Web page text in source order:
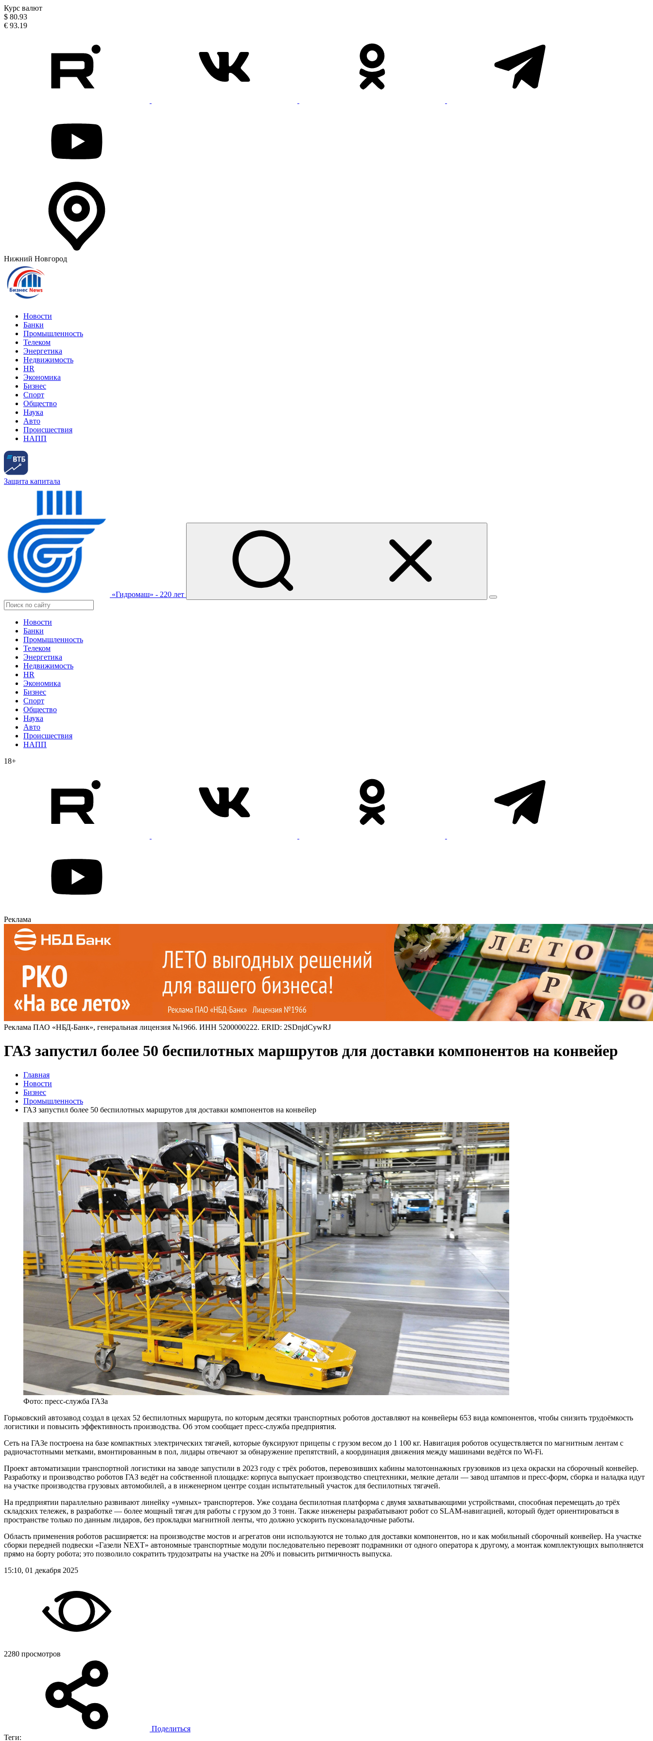
Курс валют
$ 80.93
€ 93.19
Нижний Новгород
Новости
Банки
Промышленность
Телеком
Энергетика
Недвижимость
HR
Экономика
Бизнес
Спорт
Общество
Наука
Авто
Происшествия
НАПП
Защита капитала
«Гидромаш» - 220 лет
Новости
Банки
Промышленность
Телеком
Энергетика
Недвижимость
HR
Экономика
Бизнес
Спорт
Общество
Наука
Авто
Происшествия
НАПП
18+
Реклама
Реклама ПАО «НБД-Банк», генеральная лицензия №1966. ИНН 5200000222. ERID: 2SDnjdCywRJ
ГАЗ запустил более 50 беспилотных маршрутов для доставки компонентов на конвейер
Главная
Новости
Бизнес
Промышленность
ГАЗ запустил более 50 беспилотных маршрутов для доставки компонентов на конвейер
Фото: пресс-служба ГАЗа
Горьковский автозавод создал в цехах 52 беспилотных маршрута, по которым десятки транспортных роботов доставляют на конвейеры 653 вида компонентов, чтобы снизить трудоёмкость
логистики и повысить эффективность производства. Об этом сообщает пресс-служба предприятия.
Сеть на ГАЗе построена на базе компактных электрических тягачей, которые буксируют прицепы с грузом весом до 1 100 кг. Навигация роботов осуществляется по магнитным лентам с
радиочастотными метками, вмонтированным в пол, лидары отвечают за обнаружение препятствий, а координация движения между машинами ведётся по Wi‑Fi.
Проект автоматизации транспортной логистики на заводе запустили в 2023 году с трёх роботов, перевозивших кабины малотоннажных грузовиков из цеха окраски на сборочный конвейер.
Разработку и производство роботов ГАЗ ведёт на собственной площадке: корпуса выпускает производство спецтехники, мелкие детали — завод штампов и пресс-форм, сборка и наладка идут
на участке производства грузовых автомобилей, а в инженерном центре создан испытательный участок для беспилотных тягачей.
На предприятии параллельно развивают линейку «умных» транспортеров. Уже создана беспилотная платформа с двумя захватывающими устройствами, способная перемещать до трёх
складских тележек, в разработке — более мощный тягач для работы с грузом до 3 тонн. Также инженеры разрабатывают робот со SLAM-навигацией, который будет ориентироваться в
пространстве только по данным лидаров, без прокладки магнитной ленты, что должно ускорить пусконаладочные работы.
Область применения роботов расширяется: на производстве мостов и агрегатов они используются не только для доставки компонентов, но и как мобильный сборочный конвейер. На участке
сборки передней подвески «Газели NEXT» автономные транспортные модули последовательно перевозят подрамники от одного оператора к другому, а монтаж комплектующих выполняется
прямо на борту робота; это позволило сократить трудозатраты на участке на 20% и повысить ритмичность выпуска.
15:10, 01 декабря 2025
2280 просмотров
Поделиться
Теги: